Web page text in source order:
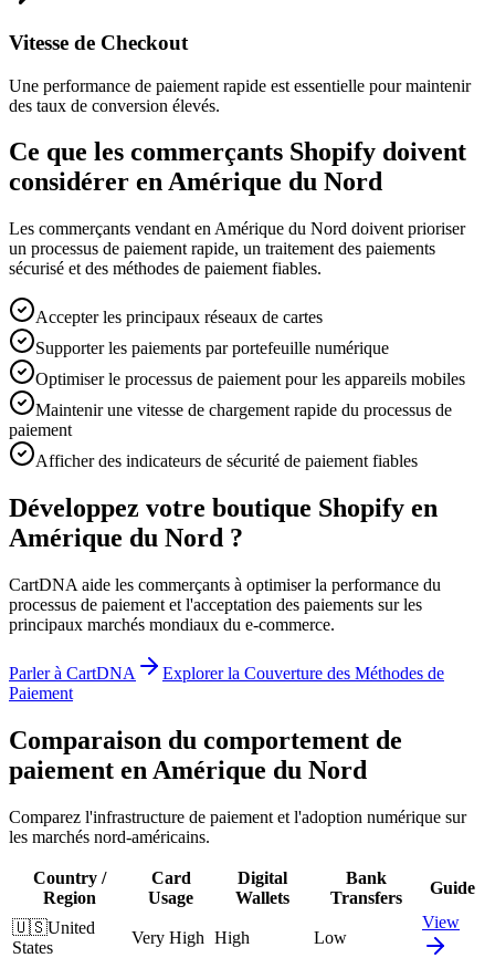
Vitesse de Checkout
Une performance de paiement rapide est essentielle pour maintenir
des taux de conversion élevés.
Ce que les commerçants Shopify doivent
considérer en Amérique du Nord
Les commerçants vendant en Amérique du Nord doivent prioriser
un processus de paiement rapide, un traitement des paiements
sécurisé et des méthodes de paiement fiables.
Accepter les principaux réseaux de cartes
Supporter les paiements par portefeuille numérique
Optimiser le processus de paiement pour les appareils mobiles
Maintenir une vitesse de chargement rapide du processus de
paiement
Afficher des indicateurs de sécurité de paiement fiables
Développez votre boutique Shopify en
Amérique du Nord ?
CartDNA aide les commerçants à optimiser la performance du
processus de paiement et l'acceptation des paiements sur les
principaux marchés mondiaux du e-commerce.
Parler à CartDNA
Explorer la Couverture des Méthodes de
Paiement
Comparaison du comportement de
paiement en Amérique du Nord
Comparez l'infrastructure de paiement et l'adoption numérique sur
les marchés nord-américains.
Country /
Region
Card
Usage
Digital
Wallets
Bank
Transfers
Guide
🇺🇸United
States
Very High High Low
View